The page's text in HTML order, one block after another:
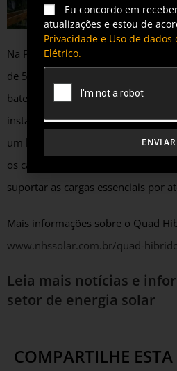
Na Pousada Chalés do Laurindo,
de 5k monofásico, 14 painéis de
baterias com 20 unidades de 58 Ah.
instalados um Quad 3k
um banco de baterias com 12
os casos, os bancos de baterias
suportar as cargas essenciais por
Mais informações sobre o Quad
www.nhssolar.com.br/quad-
Leia mais notícias e
setor de energia solar
COMPARTILHE
Eu concordo em
atualizações e estou de
Privacidade e Uso de
Elétrico.
ENVIAR